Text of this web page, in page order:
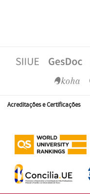
Acreditações e Certificações